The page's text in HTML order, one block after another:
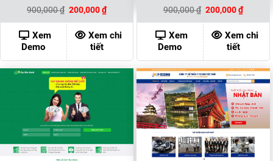
900,000₫ Giá
là:
900,000 ₫.
200,000₫Giá
hiện
tại
là:
200,000 ₫.
Xem
Demo
Xem chi
tiết
900,000₫ Giá
là:
900,000 ₫.
200,000₫Giá
hiện
tại
là:
Xem
Demo
Xem chi
tiết